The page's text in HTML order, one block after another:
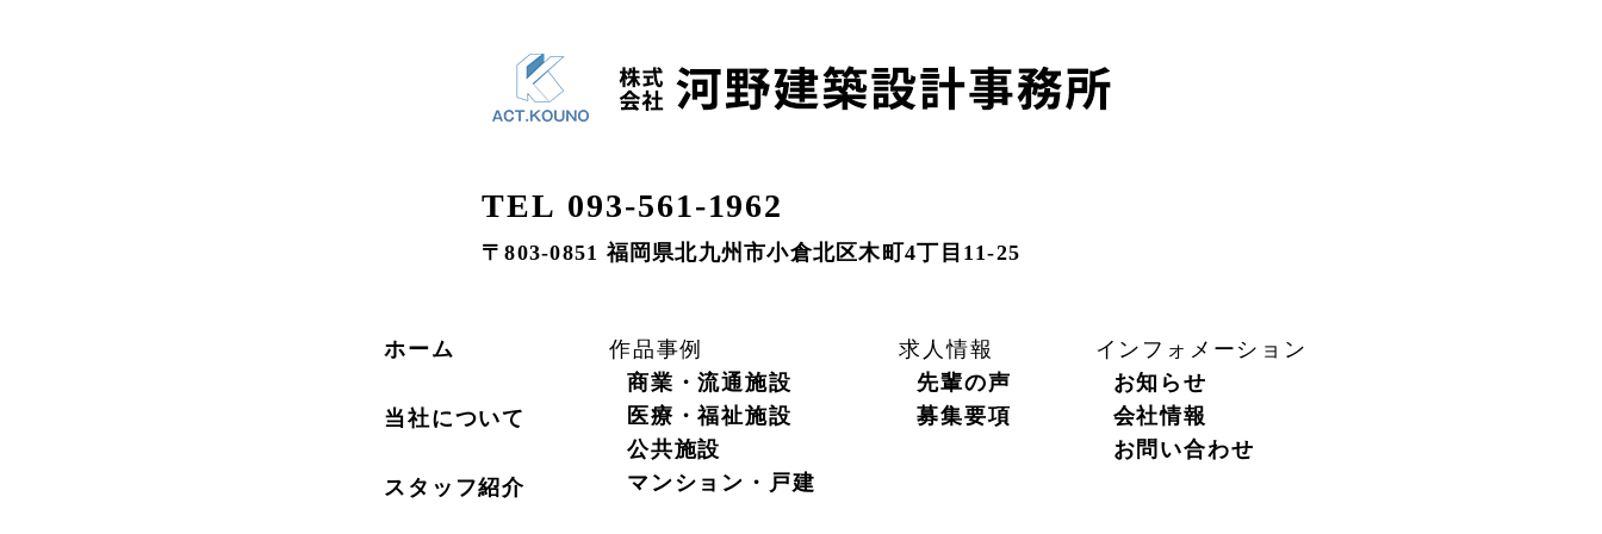
TEL 093-561-1962
〒803-0851 福岡県北九州市小倉北区木町4丁目11-25
ホーム
当社について
スタッフ紹介
作品事例
商業・流通施設
医療・福祉施設
公共施設
マンション・戸建
求人情報
先輩の声
募集要項
インフォメーション
お知らせ
会社情報
お問い合わせ